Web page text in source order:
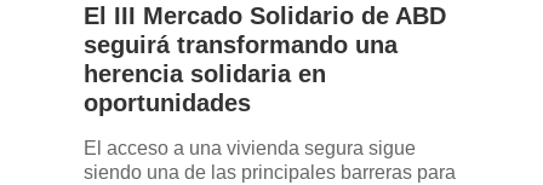
El III Mercado Solidario de ABD
seguirá transformando una
herencia solidaria en
oportunidades
El acceso a una vivienda segura sigue
siendo una de las principales barreras para